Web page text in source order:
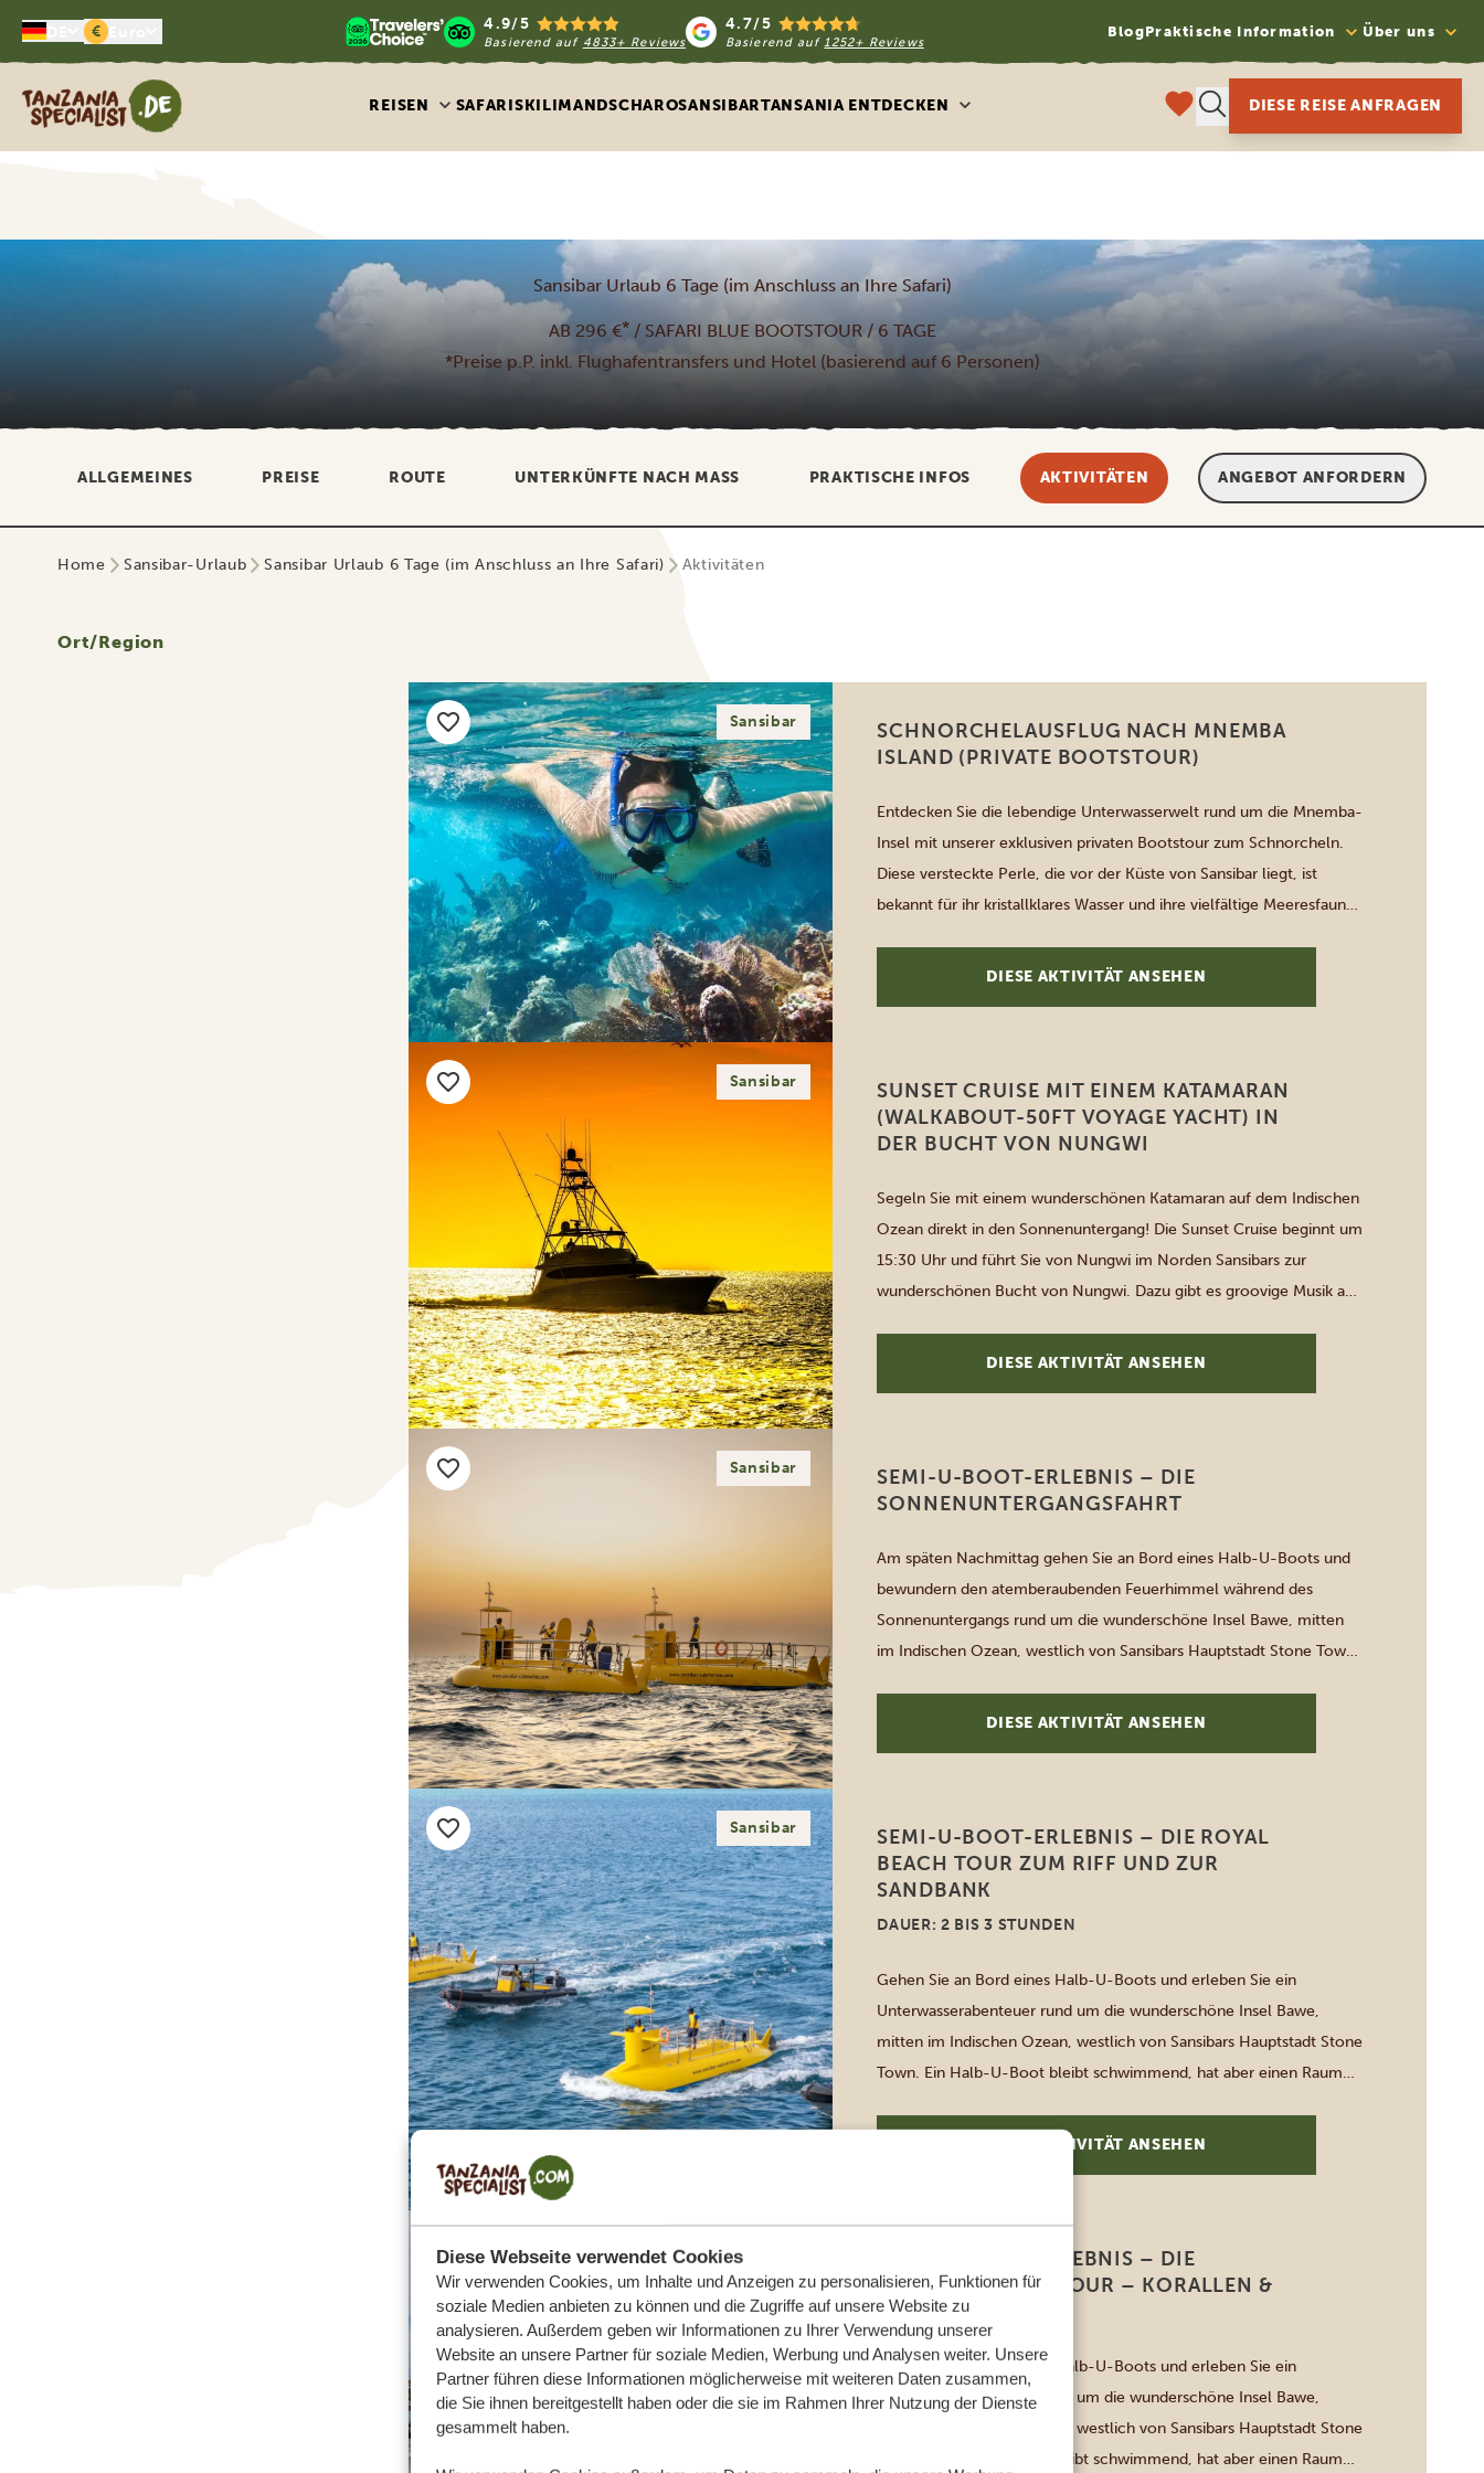
Diese Webseite verwendet Cookies
Wir verwenden Cookies, um Inhalte und Anzeigen zu personalisieren, Funktionen für
soziale Medien anbieten zu können und die Zugriffe auf unsere Website zu
analysieren. Außerdem geben wir Informationen zu Ihrer Verwendung unserer
Website an unsere Partner für soziale Medien, Werbung und Analysen weiter. Unsere
Partner führen diese Informationen möglicherweise mit weiteren Daten zusammen,
die Sie ihnen bereitgestellt haben oder die sie im Rahmen Ihrer Nutzung der Dienste
gesammelt haben.
€ 4.9/5
Basierend auf 4833+ Reviews
4.7/5
Basierend auf1252+ Reviews
BlogPraktische Information Über uns
Tanzania Specialist
REISEN SAFARISKILIMANDSCHAROSANSIBARTANSANIA ENTDECKEN DIESE REISE ANFRAGEN
Sansibar Urlaub 6 Tage (im Anschluss an Ihre Safari)
AB 296 €*/ SAFARI BLUE BOOTSTOUR / 6 TAGE
*Preise p.P. inkl. Flughafentransfers und Hotel (basierend auf 6 Personen)
ALLGEMEINES PREISE ROUTE UNTERKÜNFTE NACH MASS PRAKTISCHE INFOS AKTIVITÄTEN ANGEBOT ANFORDERN
Home Sansibar-Urlaub Sansibar Urlaub 6 Tage (im Anschluss an Ihre Safari) Aktivitäten
Ort/Region
Sansibar
SCHNORCHELAUSFLUG NACH MNEMBA
ISLAND (PRIVATE BOOTSTOUR)
Entdecken Sie die lebendige Unterwasserwelt rund um die Mnemba-
Insel mit unserer exklusiven privaten Bootstour zum Schnorcheln.
Diese versteckte Perle, die vor der Küste von Sansibar liegt, ist
bekannt für ihr kristallklares Wasser und ihre vielfältige Meeresfauna,
erfahrenen Guides sorgen für ein persönliches Erlebnis, das sowohl
DIESE AKTIVITÄT ANSEHEN
Sansibar
SUNSET CRUISE MIT EINEM KATAMARAN
(WALKABOUT-50FT VOYAGE YACHT) IN
DER BUCHT VON NUNGWI
Segeln Sie mit einem wunderschönen Katamaran auf dem Indischen
Ozean direkt in den Sonnenuntergang! Die Sunset Cruise beginnt um
15:30 Uhr und führt Sie von Nungwi im Norden Sansibars zur
wunderschönen Bucht von Nungwi. Dazu gibt es groovige Musik aus
Fahrt werden köstliche Meeresfrüchte-Snacks zubereitet und Ihnen
DIESE AKTIVITÄT ANSEHEN
Sansibar
SEMI-U-BOOT-ERLEBNIS – DIE
SONNENUNTERGANGSFAHRT
Am späten Nachmittag gehen Sie an Bord eines Halb-U-Boots und
bewundern den atemberaubenden Feuerhimmel während des
Sonnenuntergangs rund um die wunderschöne Insel Bawe, mitten
im Indischen Ozean, westlich von Sansibars Hauptstadt Stone Town.
der Sie den von den LED-Lichtern des Schiffes beleuchteten
DIESE AKTIVITÄT ANSEHEN
Sansibar
SEMI-U-BOOT-ERLEBNIS – DIE ROYAL
BEACH TOUR ZUM RIFF UND ZUR
SANDBANK
DAUER: 2 BIS 3 STUNDEN
Gehen Sie an Bord eines Halb-U-Boots und erleben Sie ein
Unterwasserabenteuer rund um die wunderschöne Insel Bawe,
mitten im Indischen Ozean, westlich von Sansibars Hauptstadt Stone
Town. Ein Halb-U-Boot bleibt schwimmend, hat aber einen Raum
bequem von Ihrem Sitz aus erkunden können! Im Anschluß bringt
DIESE AKTIVITÄT ANSEHEN
Sansibar
SEMI-U-BOOT-ERLEBNIS – DIE
KLASSISCHE RIFFTOUR – KORALLEN &
RIFF
Gehen Sie an Bord eines Halb-U-Boots und erleben Sie ein
Unterwasserabenteuer rund um die wunderschöne Insel Bawe,
mitten im Indischen Ozean, westlich von Sansibars Hauptstadt Stone
Town. Ein Halb-U-Boot bleibt schwimmend, hat aber einen Raum